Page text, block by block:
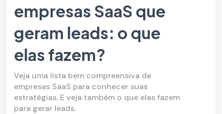
empresas SaaS que
geram leads: o que
elas fazem?
Veja uma lista bem compreensiva de
empresas SaaS para conhecer suas
estratégias. E veja também o que elas fazem
para gerar leads.